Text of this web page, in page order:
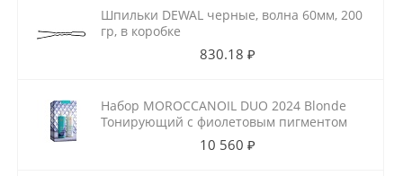
Шпильки DEWAL черные, волна 60мм, 200
гр, в коробке
830.18 ₽
Набор MOROCCANOIL DUO 2024 Blonde
Тонирующий с фиолетовым пигментом
10 560 ₽